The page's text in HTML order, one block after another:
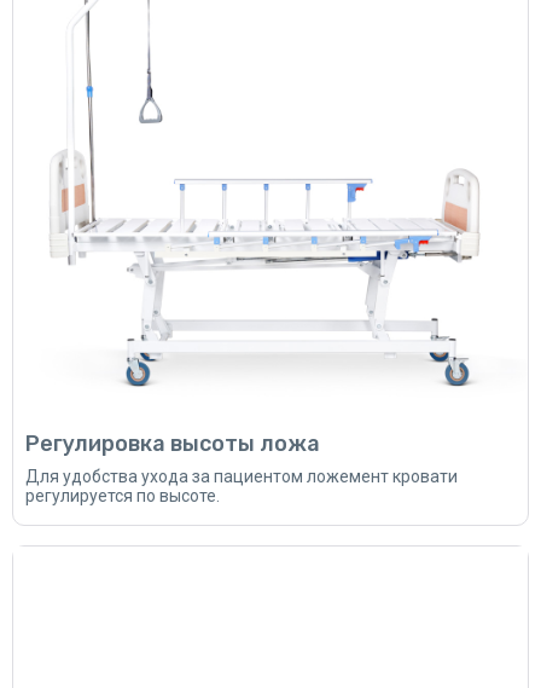
Регулировка высоты ложа
Для удобства ухода за пациентом ложемент кровати
регулируется по высоте.